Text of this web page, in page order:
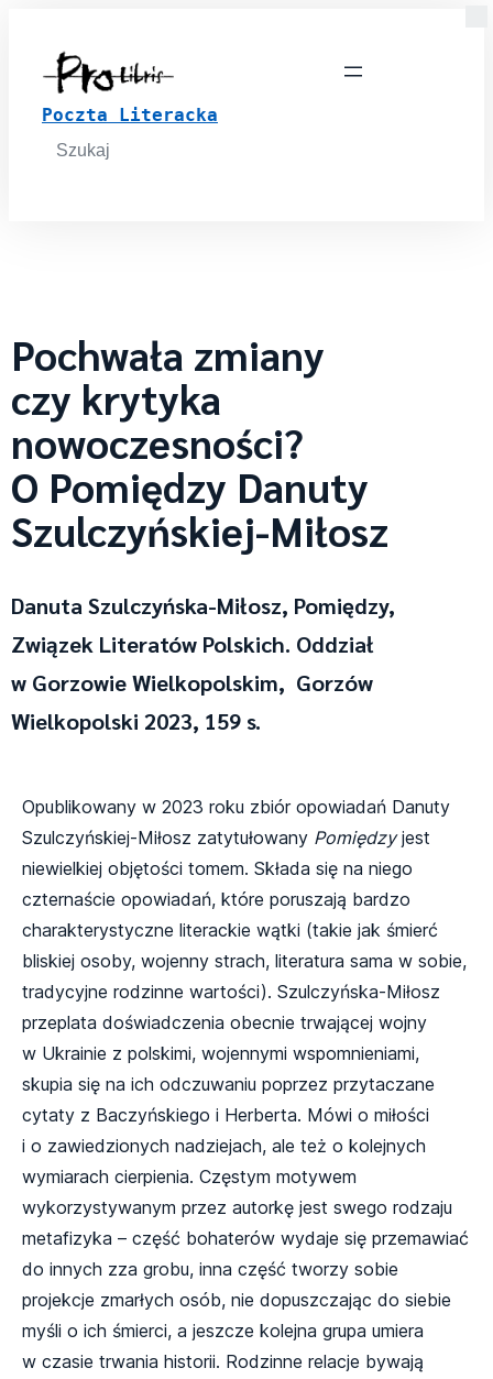
Poczta Literacka
Search
for:
Pochwała zmiany
czy krytyka
nowoczesności?
O Pomiędzy Danuty
Szulczyńskiej-Miłosz
Danuta Szulczyńska-Miłosz, Pomiędzy,
Związek Literatów Polskich. Oddział
w Gorzowie Wielkopolskim, Gorzów
Wielkopolski 2023, 159 s.
Opublikowany w 2023 roku zbiór opowiadań Danuty
Szulczyńskiej-Miłosz zatytułowany Pomiędzyjest
niewielkiej objętości tomem. Składa się na niego
czternaście opowiadań, które poruszają bardzo
charakterystyczne literackie wątki (takie jak śmierć
bliskiej osoby, wojenny strach, literatura sama w sobie,
tradycyjne rodzinne wartości). Szulczyńska-Miłosz
przeplata doświadczenia obecnie trwającej wojny
w Ukrainie z polskimi, wojennymi wspomnieniami,
skupia się na ich odczuwaniu poprzez przytaczane
cytaty z Baczyńskiego i Herberta. Mówi o miłości
i o zawiedzionych nadziejach, ale też o kolejnych
wymiarach cierpienia. Częstym motywem
wykorzystywanym przez autorkę jest swego rodzaju
metafizyka – część bohaterów wydaje się przemawiać
do innych zza grobu, inna część tworzy sobie
projekcje zmarłych osób, nie dopuszczając do siebie
myśli o ich śmierci, a jeszcze kolejna grupa umiera
w czasie trwania historii. Rodzinne relacje bywają